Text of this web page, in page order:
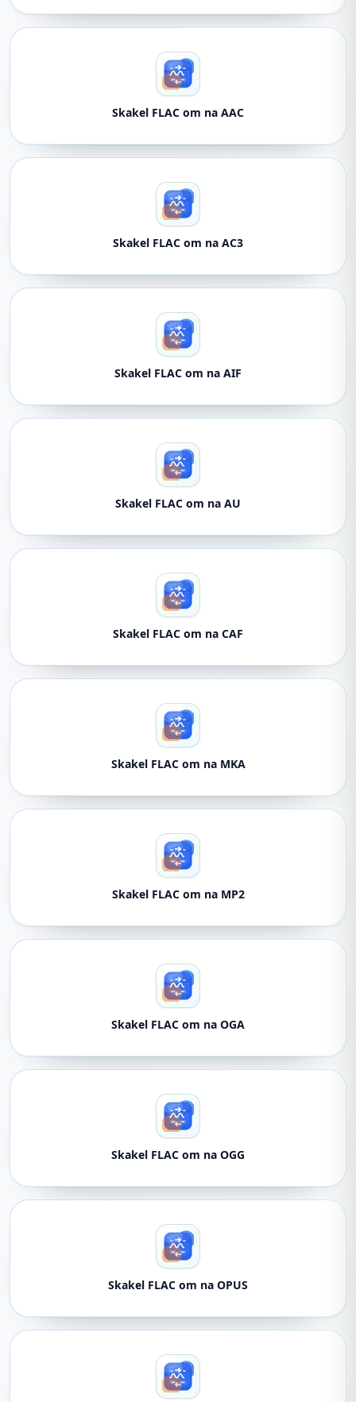
Skakel FLAC om na AAC
Skakel FLAC om na AC3
Skakel FLAC om na AIF
Skakel FLAC om na AU
Skakel FLAC om na CAF
Skakel FLAC om na MKA
Skakel FLAC om na MP2
Skakel FLAC om na OGA
Skakel FLAC om na OGG
Skakel FLAC om na OPUS